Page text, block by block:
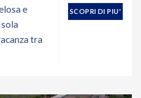
e
tra
SCOPRI DI PIU'